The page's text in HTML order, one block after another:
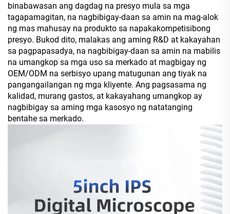
binabawasan ang dagdag na presyo mula sa mga
tagapamagitan, na nagbibigay-daan sa amin na mag-alok
ng mas mahusay na produkto sa napakakompetisibong
presyo. Bukod dito, malakas ang aming R&D at kakayahan
sa pagpapasadya, na nagbibigay-daan sa amin na mabilis
na umangkop sa mga uso sa merkado at magbigay ng
OEM/ODM na serbisyo upang matugunan ang tiyak na
pangangailangan ng mga kliyente. Ang pagsasama ng
kalidad, murang gastos, at kakayahang umangkop ay
nagbibigay sa aming mga kasosyo ng natatanging
bentahe sa merkado.